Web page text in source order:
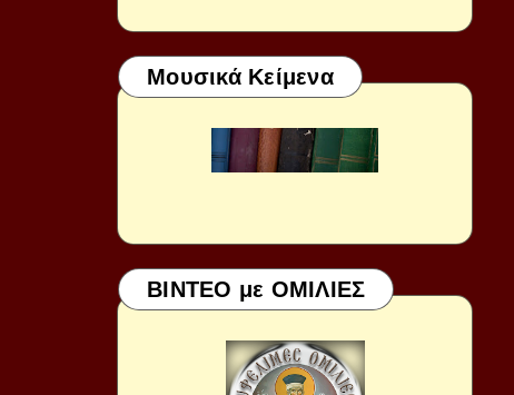
Μουσικά Κείμενα
ΒΙΝΤΕΟ με ΟΜΙΛΙΕΣ